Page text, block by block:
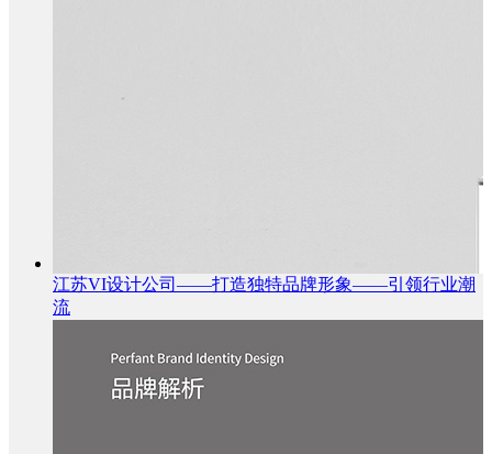
江苏VI设计公司——打造独特品牌形象——引领行业潮
流